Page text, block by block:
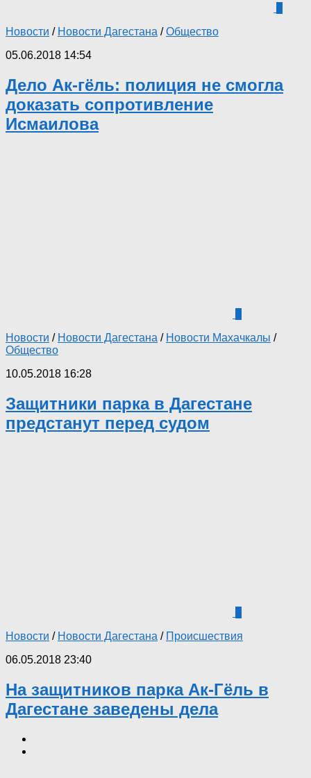
Новости / Новости Дагестана /Общество
05.06.2018 14:54
Дело Ак-гёль: полиция не смогла
доказать сопротивление
Исмаилова
Новости / Новости Дагестана / Новости Махачкалы /
Общество
10.05.2018 16:28
Защитники парка в Дагестане
предстанут перед судом
Новости / Новости Дагестана / Происшествия
06.05.2018 23:40
На защитников парка Ак-Гёль в
Дагестане заведены дела